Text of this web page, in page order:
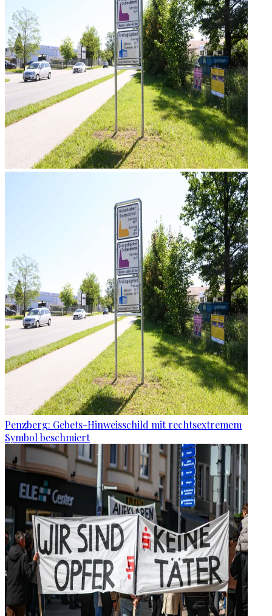
Penzberg: Gebets-Hinweisschild mit rechtsextremem
Symbol beschmiert